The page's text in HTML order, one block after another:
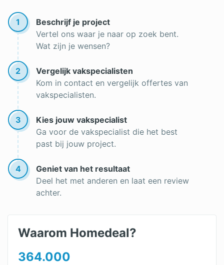
jou?
Inbraakverzekering
1
Beschrijf je project
Vertel ons waar je naar op zoek bent.
Wat zijn je wensen?
2
Vergelijk vakspecialisten
Kom in contact en vergelijk offertes van
vakspecialisten.
3
Kies jouw vakspecialist
Ga voor de vakspecialist die het best
past bij jouw project.
4
Geniet van het resultaat
Deel het met anderen en laat een review
achter.
Waarom Homedeal?
364.000